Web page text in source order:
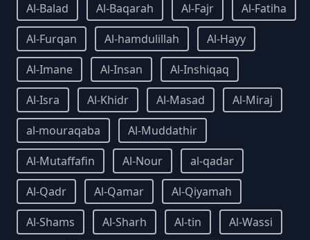
Al-Balad
Al-Baqarah Al-Fajr
Al-Fatiha
Al-Furqan
Al-hamdulillah
Al-Hayy
Al-Imane
Al-Insan
Al-Inshiqaq
Al-Isra
Al-Khidr Al-Masad
Al-Miraj
al-mouraqaba
Al-Muddathir
Al-Mutaffafin
Al-Nour
al-qadar
Al-Qadr
Al-Qamar
Al-Qiyamah
Al-Shams
Al-Sharh Al-tin
Al-Wassi